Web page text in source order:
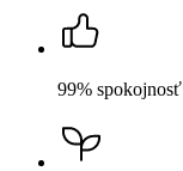
99% spokojnosť